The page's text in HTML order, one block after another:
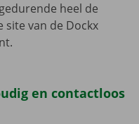
heel de
van de Dockx
en contactloos